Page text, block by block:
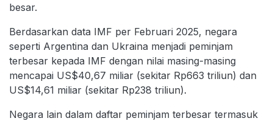
besar.
Berdasarkan data IMF per Februari 2025, negara
seperti Argentina dan Ukraina menjadi peminjam
terbesar kepada IMF dengan nilai masing-masing
mencapai US$40,67 miliar (sekitar Rp663 triliun) dan
US$14,61 miliar (sekitar Rp238 triliun).
Negara lain dalam daftar peminjam terbesar termasuk